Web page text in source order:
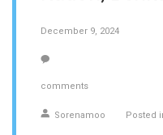
December 9, 2024
comments
Sorenamoo Posted